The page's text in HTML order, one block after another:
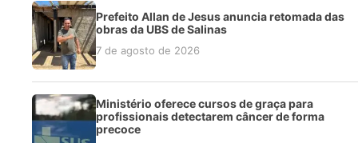
Prefeito Allan de Jesus anuncia retomada das
obras da UBS de Salinas
7 de agosto de 2026
Ministério oferece cursos de graça para
profissionais detectarem câncer de forma
precoce